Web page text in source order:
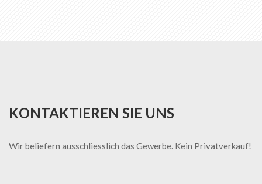
KONTAKTIEREN SIE UNS
Wir beliefern ausschliesslich das Gewerbe. Kein Privatverkauf!